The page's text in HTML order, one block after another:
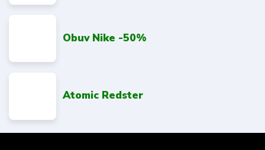
Obuv Nike -50%
Atomic Redster